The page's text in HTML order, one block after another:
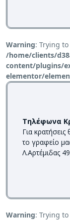
Warning: Trying
/home/clients/
content/plugins/
elementor/
Tηλέφωνα
Για
το γραφείο
Λ.Αρτέμιδας
Warning: Trying